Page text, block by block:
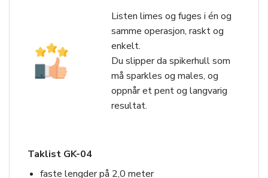
Listen limes og fuges i én og
samme operasjon, raskt og
enkelt.
Du slipper da spikerhull som
må sparkles og males, og
oppnår et pent og langvarig
resultat.
Taklist GK-04
faste lengder på 2,0 meter